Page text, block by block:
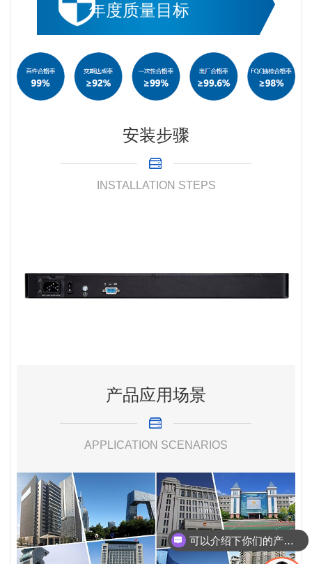
年度质量目标
安装步骤
INSTALLATION STEPS
产品应用场景
APPLICATION SCENARIOS
可以介绍下你们的产品么
你们是怎么收费的呢